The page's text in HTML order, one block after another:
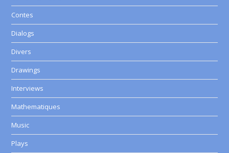
Contes
Dialogs
Divers
Drawings
Interviews
Mathematiques
Music
Plays